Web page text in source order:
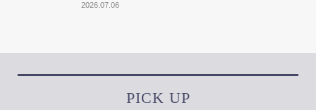
2026.07.06
PICK UP